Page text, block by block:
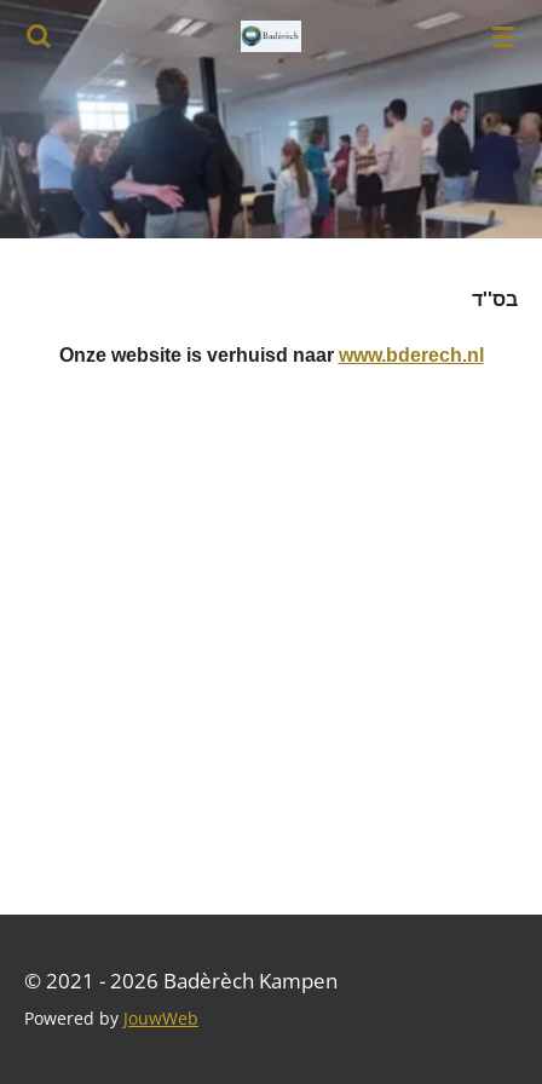
Ga
direct
hoofdinhoud
בס''ד
Onze website is verhuisd naar www.bderech.nl
© 2021 - 2026 Badèrèch Kampen
Powered by JouwWeb